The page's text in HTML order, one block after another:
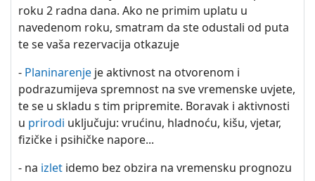
roku 2 radna dana. Ako ne primim uplatu u
navedenom roku, smatram da ste odustali od puta
te se vaša rezervacija otkazuje
- Planinarenje je aktivnost na otvorenom i
podrazumijeva spremnost na sve vremenske uvjete,
te se u skladu s tim pripremite. Boravak i aktivnosti
u prirodi uključuju: vrućinu, hladnoću, kišu, vjetar,
fizičke i psihičke napore...
- na izlet idemo bez obzira na vremensku prognozu